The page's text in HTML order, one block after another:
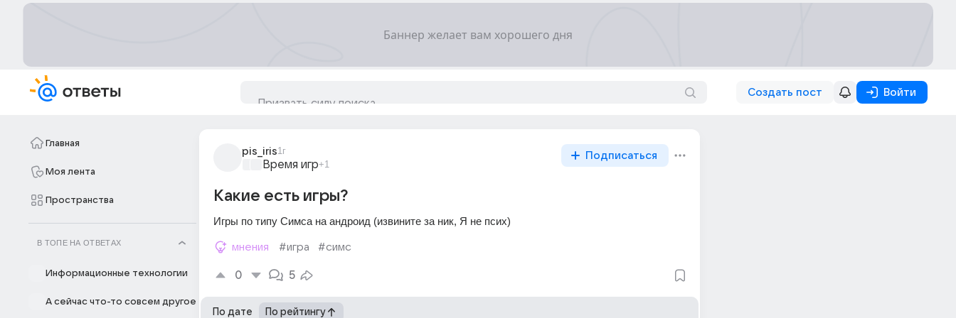
Создать пост Войти
Главная
Моя лента
Пространства
В ТОПЕ НА ОТВЕТАХ
Информационные технологии
А сейчас что-то совсем другое
pis_iris1г
Время игр+1
Подписаться
Какие есть игры?
Игры по типу Симса на андроид (извините за ник, Я не псих)
мнения #игра #симс
0 5
По дате По рейтингу